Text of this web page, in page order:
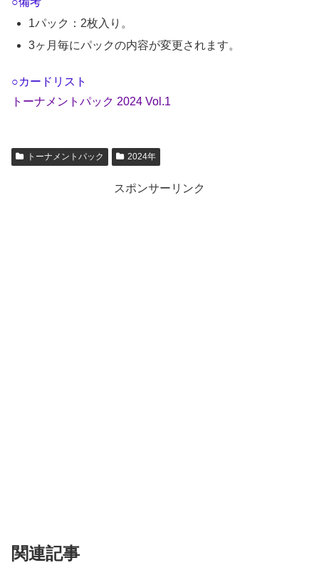
1パック：2枚入り。
3ヶ月毎にパックの内容が変更されます。
○カードリスト
トーナメントパック 2024 Vol.1
トーナメントパック 2024年
スポンサーリンク
関連記事